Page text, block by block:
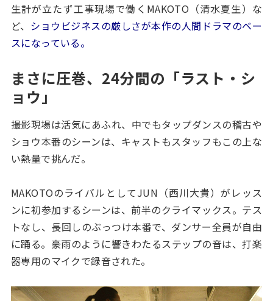
生計が立たず工事現場で働くMAKOTO（清水夏生）な
ど、 ショウビジネスの厳しさが本作の人間ドラマのベー
スになっている。
まさに圧巻、24分間の「ラスト・シ
ョウ」
撮影現場は活気にあふれ、中でもタップダンスの稽古や
ショウ本番のシーンは、キャストもスタッフもこの上な
い熱量で挑んだ。
MAKOTOのライバルとしてJUN（西川大貴）がレッス
ンに初参加するシーンは、前半のクライマックス。テス
トなし、長回しのぶっつけ本番で、ダンサー全員が自由
に踊る。豪雨のように響きわたるステップの音は、打楽
器専用のマイクで録音された。